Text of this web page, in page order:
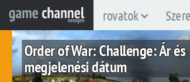
rovatok
Order of War: Challenge: Ár és
megjelenési dátum